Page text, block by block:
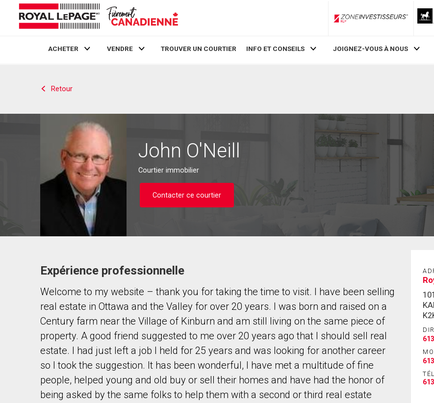
ZoneInvestisseurs
ACHETER VENDRE TROUVER UN COURTIER INFO ET CONSEILS JOIGNEZ-VOUS À NOUS
Retour
John O'Neill
Courtier immobilier
Contacter ce courtier
Contacter ce courtier
Prénom
Nom
Courriel
Téléphone
(Optionnel)
Message
Expérience professionnelle
Welcome to my website – thank you for taking the time to visit. I have been selling
real estate in Ottawa and the Valley for over 20 years. I was born and raised on a
Century farm near the Village of Kinburn and am still living on the same piece of
property. A good friend suggested to me over 20 years ago that I should sell real
estate. I had just left a job I held for 25 years and was looking for another career
so I took the suggestion. It has been wonderful, I have met a multitude of fine
people, helped young and old buy or sell their homes and have had the honor of
being asked by the same folks to help them with a second or third real estate